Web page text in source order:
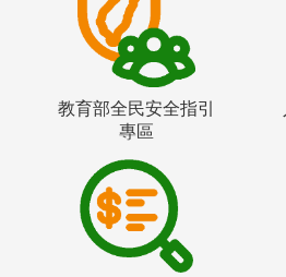
教育部全民安全指引
專區